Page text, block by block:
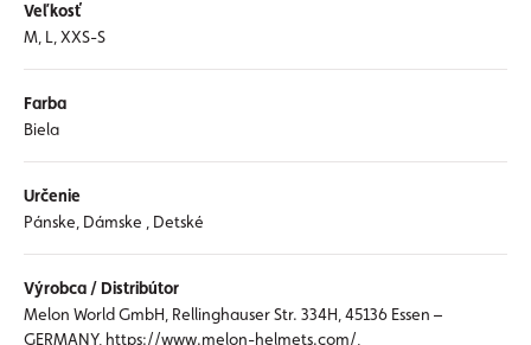
Veľkosť
M, L, XXS-S
Farba
Biela
Určenie
Pánske, Dámske , Detské
Výrobca / Distribútor
Melon World GmbH, Rellinghauser Str. 334H, 45136 Essen –
GERMANY, https://www.melon-helmets.com/,